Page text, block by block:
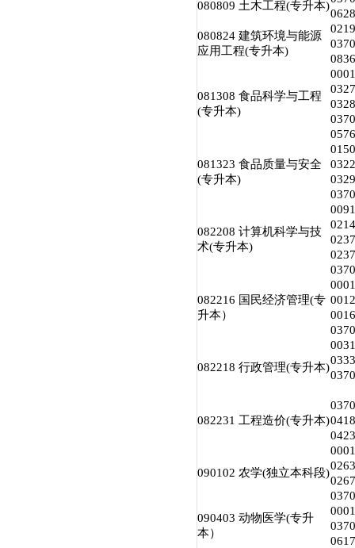
080809 土木工程(专升本)
080824 建筑环境与能源
应用工程(专升本)
081308 食品科学与工程
(专升本)
081323 食品质量与安全
(专升本)
082208 计算机科学与技
术(专升本)
082216 国民经济管理(专
升本）
082218 行政管理(专升本)
082231 工程造价(专升本)
090102 农学(独立本科段)
090403 动物医学(专升
本）